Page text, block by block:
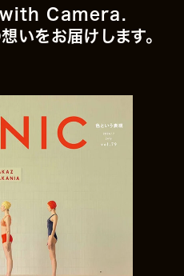
Camera.
いをお届けします。